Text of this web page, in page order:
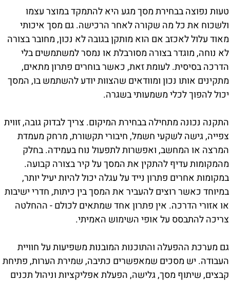
טעות נפוצה בבחירת מסך מגע היא להתמקד במוצר עצמו
ולשכוח את כל מה שקורה לאחר הרכישה. גם מסך איכותי
מאוד עלול לאכזב אם הוא מותקן בגובה לא נכון, מחובר בצורה
לא נוחה, מוגדר בצורה מסורבלת או נמסר למשתמשים בלי
הדרכה בסיסית. לעומת זאת, כאשר בוחרים פתרון מתאים,
מתקינים אותו נכון ומוודאים שהצוות יודע להשתמש בו, המסך
יכול להפוך לכלי משמעותי בשגרה.
התקנה נכונה מתחילה בבחירת המיקום. צריך לבדוק גובה, זווית
צפייה, גישה לשקעי חשמל, חיבורי תקשורת, מרחק מעמדת
המרצה או המחשב, ואפשרות לתפעול נוח בעמידה. בחלק
מהמקומות עדיף להתקין את המסך על קיר בצורה קבועה.
במקומות אחרים פתרון נייד על עגלה יכול להיות יעיל יותר,
במיוחד כאשר רוצים להעביר את המסך בין כיתות, חדרי ישיבות
או אזורי הדרכה. אין פתרון אחד שמתאים לכולם - ההחלטה
צריכה להתבסס על אופי השימוש האמיתי.
גם מערכת ההפעלה והתוכנות המובנות משפיעות על חוויית
העבודה. יש מסכים שמאפשרים כתיבה, שמירת הערות, פתיחת
קבצים, שיתוף מסך, גלישה, הפעלת אפליקציות וניהול תכנים